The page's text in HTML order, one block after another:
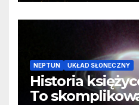
NEPTUN UKŁAD SŁONECZNY
Historia
To